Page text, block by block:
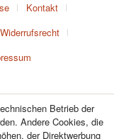
Kontakt
Widerrufsrecht
Betrieb der
Andere Cookies, die
der Direktwerbung